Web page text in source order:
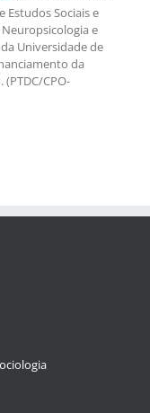
Sociais e
e
Universidade de
da
(PTDC/CPO-